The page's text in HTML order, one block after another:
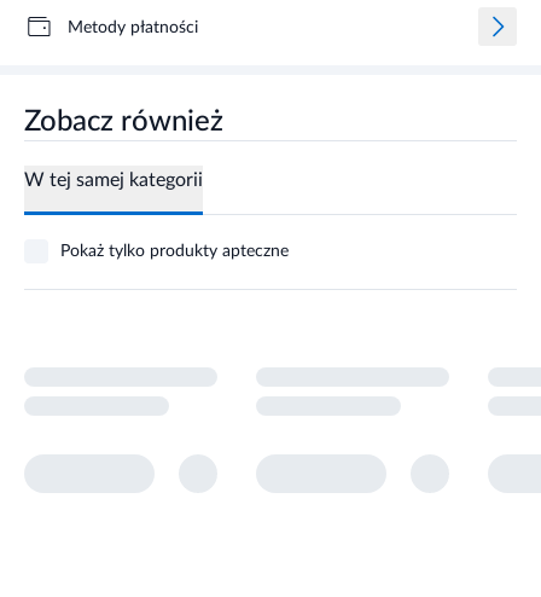
Metody płatności
Zobacz również
W tej samej kategorii
Pokaż tylko produkty apteczne